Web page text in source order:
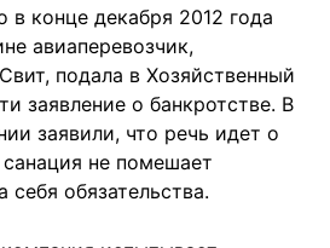
в конце декабря 2012 года
авиаперевозчик,
подала в Хозяйственный
заявление о банкротстве. В
заявили, что речь идет о
не помешает
себя обязательства.